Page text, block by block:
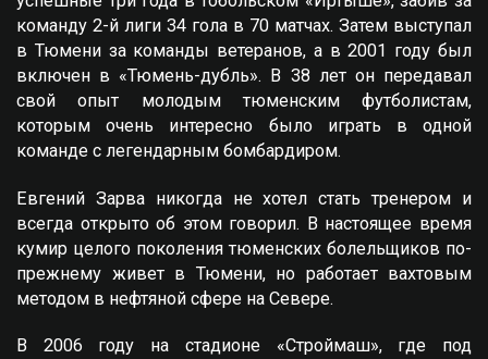
команду 2-й лиги 34 гола в 70 матчах. Затем выступал
в Тюмени за команды ветеранов, а в 2001 году был
включен в «Тюмень-дубль». В 38 лет он передавал
свой опыт молодым тюменским футболистам,
которым очень интересно было играть в одной
команде с легендарным бомбардиром.
Eвгений Зарва никогда не хотел стать тренером и
всегда открыто об этом говорил. В настоящее время
кумир целого поколения тюменских болельщиков по-
прежнему живет в Тюмени, но работает вахтовым
методом в нефтяной сфере на Севере.
В 2006 году на стадионе «Строймаш», где под